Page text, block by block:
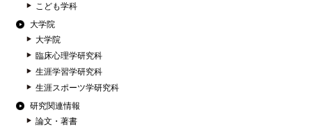
こども学科
大学院
大学院
臨床心理学研究科
生涯学習学研究科
生涯スポーツ学研究科
研究関連情報
論文・著書